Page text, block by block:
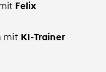
Felix
mit KI-Trainer